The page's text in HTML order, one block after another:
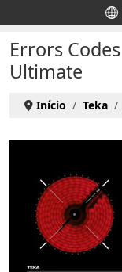
Escolha o seu idioma
Errors Codes
Ultimate
Início Teka